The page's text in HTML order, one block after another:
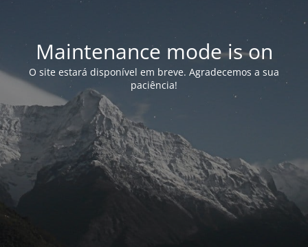
Maintenance mode is on
O site estará disponível em breve. Agradecemos a sua
paciência!